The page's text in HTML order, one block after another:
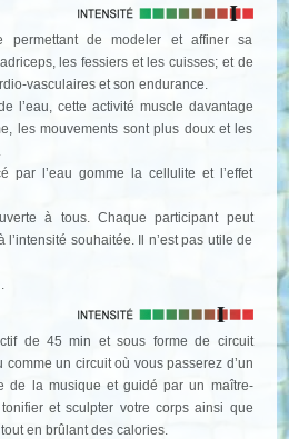
permettant de modeler et affiner sa
les fessiers et les cuisses; et de
vasculaires et son endurance.
l’eau, cette activité muscle davantage
les mouvements sont plus doux et les
par l’eau gomme la cellulite et l’effet
à tous. Chaque participant peut
l’intensité souhaitée. Il n’est pas utile de
de 45 min et sous forme de circuit
un circuit où vous passerez d’un
de la musique et guidé par un maître-
et sculpter votre corps ainsi que
en brûlant des calories.